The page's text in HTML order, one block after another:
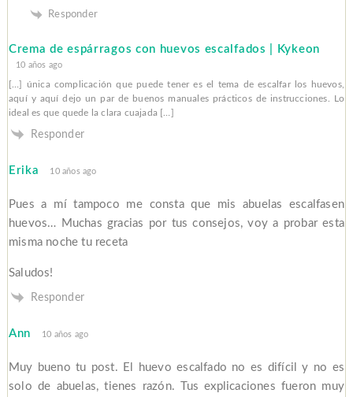
Responder
Crema de espárragos con huevos escalfados | Kykeon
10 años ago
[…] única complicación que puede tener es el tema de escalfar los huevos,
aquí y aquí dejo un par de buenos manuales prácticos de instrucciones. Lo
ideal es que quede la clara cuajada […]
Responder
Erika 10 años ago
Pues a mí tampoco me consta que mis abuelas escalfasen
huevos… Muchas gracias por tus consejos, voy a probar esta
misma noche tu receta
Saludos!
Responder
Ann 10 años ago
Muy bueno tu post. El huevo escalfado no es difícil y no es
solo de abuelas, tienes razón. Tus explicaciones fueron muy